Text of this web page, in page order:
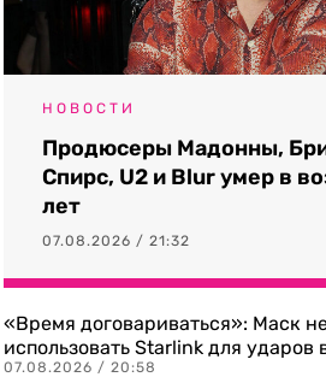
НОВОСТИ
Продюсеры Мадонны,
Спирс, U2 и Blur умер в
лет
07.08.2026 / 21:32
«Время договариваться»: Маск
использовать Starlink для ударов
07.08.2026 / 20:58